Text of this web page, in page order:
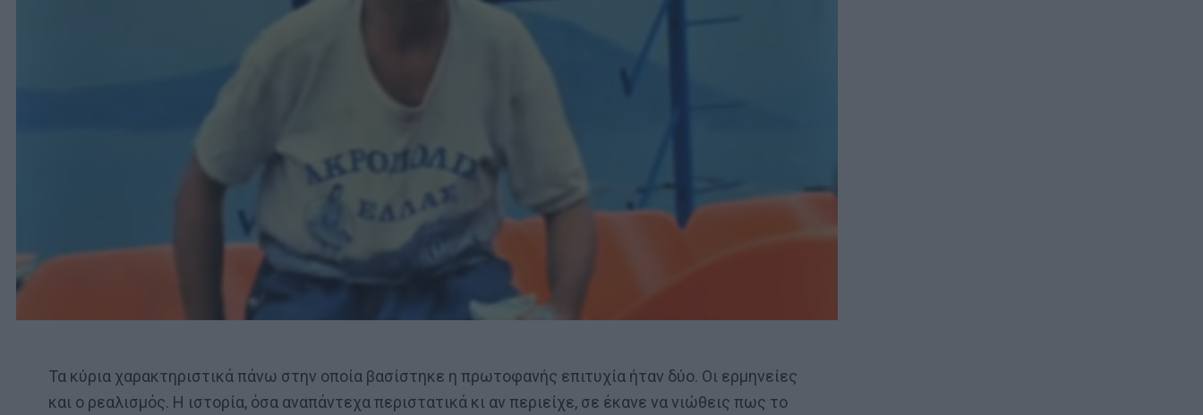
Τα κύρια χαρακτηριστικά πάνω στην οποία βασίστηκε η πρωτοφανής επιτυχία ήταν δύο. Οι ερμηνείες
και ο ρεαλισμός. Η ιστορία, όσα αναπάντεχα περιστατικά κι αν περιείχε, σε έκανε να νιώθεις πως το